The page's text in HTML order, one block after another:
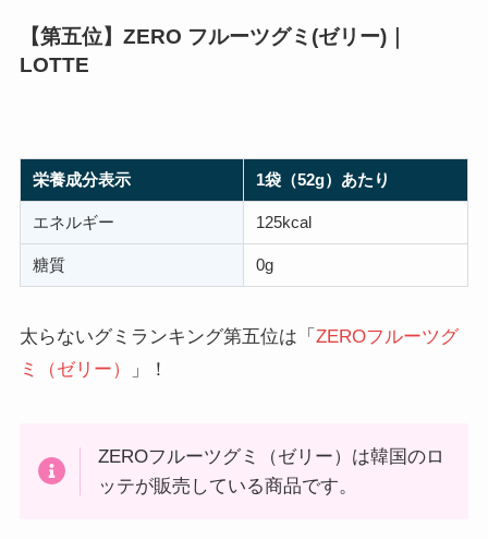
【第五位】ZERO フルーツグミ(ゼリー)｜
LOTTE
栄養成分表示 1袋（52g）あたり
エネルギー 125kcal
糖質 0g
太らないグミランキング第五位は「 ZEROフルーツグ
ミ（ゼリー）
」！
ZEROフルーツグミ（ゼリー）は韓国のロ
ッテが販売している商品です。